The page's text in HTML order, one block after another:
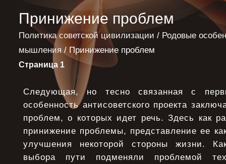
Принижение проблем
Политика советской цивилизации / Родовые
мышления / Принижение проблем
Страница 1
Следующая, но тесно связанная с
особенность антисоветского проекта
проблем, о которых идет речь. Здесь как
принижение проблемы, представление ее
улучшения некоторой стороны жизни.
выбора пути подменяли проблемой